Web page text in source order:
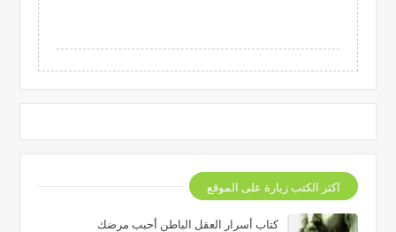
اكثر الكتب زيارة على الموقع
كتاب أسرار العقل الباطن أحبب مرضك